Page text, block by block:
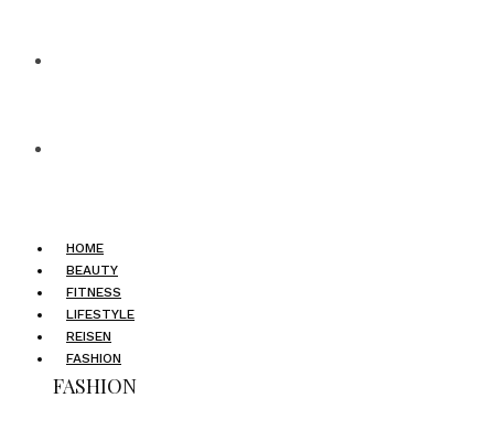
HOME
BEAUTY
FITNESS
LIFESTYLE
REISEN
FASHION
FASHION